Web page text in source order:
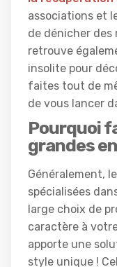
associations et
de dénicher des
retrouve
insolite pour
faites tout de
de vous lancer
Pourquoi
grandes
Généralement,
spécialisées
large choix de
caractère à
apporte une
style unique !